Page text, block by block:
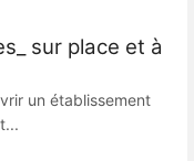
sur place et à
un établissement